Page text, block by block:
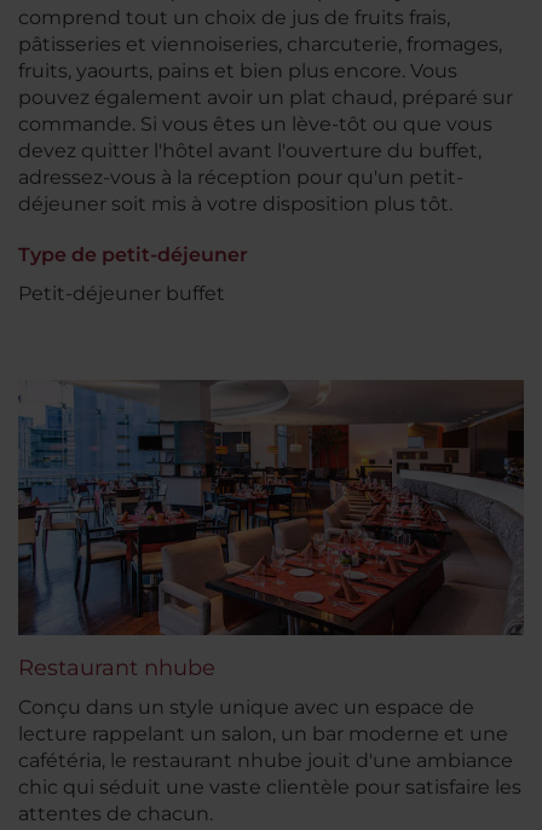
comprend tout un choix de jus de fruits frais,
pâtisseries et viennoiseries, charcuterie, fromages,
fruits, yaourts, pains et bien plus encore. Vous
pouvez également avoir un plat chaud, préparé sur
commande. Si vous êtes un lève-tôt ou que vous
devez quitter l'hôtel avant l'ouverture du buffet,
adressez-vous à la réception pour qu'un petit-
déjeuner soit mis à votre disposition plus tôt.
Type de petit-déjeuner
Petit-déjeuner buffet
Restaurant nhube
Conçu dans un style unique avec un espace de
lecture rappelant un salon, un bar moderne et une
cafétéria, le restaurant nhube jouit d'une ambiance
chic qui séduit une vaste clientèle pour satisfaire les
attentes de chacun.